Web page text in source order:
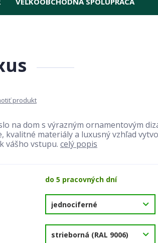
produkt
na dom s výrazným ornamentovým
kvalitné materiály a luxusný vzhľad
vášho vstupu. celý popis
do 5 pracovných dní